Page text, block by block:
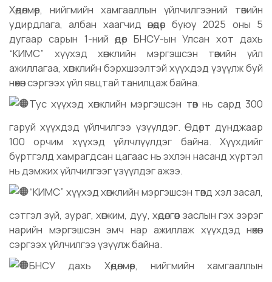
Хөдөлмөр, нийгмийн хамгааллын үйлчилгээний төвийн
удирдлага, албан хаагчид өнөөдөр буюу 2025 оны 5
дугаар сарын 1-ний өдөр БНСУ-ын Улсан хот дахь
“КИМС” хүүхэд хөгжлийн мэргэшсэн төвийн үйл
ажиллагаа, хөгжлийн бэрхшээлтэй хүүхдэд үзүүлж буй
нөхөн сэргээх үйл явцтай танилцаж байна.
Тус хүүхэд хөгжлийн мэргэшсэн төв нь сард 300
гаруй хүүхдэд үйлчилгээ үзүүлдэг. Өдөрт дунджаар
100 орчим хүүхэд үйлчлүүлдэг байна. Хүүхдийг
бүртгэлд хамрагдсан цагаас нь эхлэн насанд хүртэл
нь дэмжих үйлчилгээг үзүүлдэг ажээ.
“КИМС” хүүхэд хөгжлийн мэргэшсэн төвд хэл засал,
сэтгэл зүй, зураг, хөгжим, дуу, хөдөлгөөн заслын гэх зэрэг
нарийн мэргэшсэн эмч нар ажиллаж хүүхдэд нөхөн
сэргээх үйлчилгээ үзүүлж байна.
БНСУ дахь Хөдөлмөр, нийгмийн хамгааллын